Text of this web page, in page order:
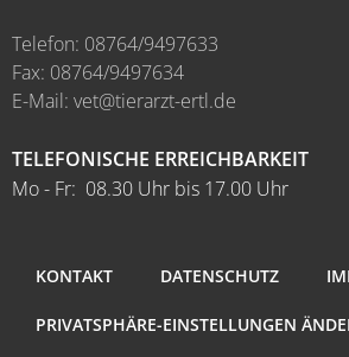
Telefon: 08764/9497633
Fax: 08764/9497634
E-Mail: vet@tierarzt-ertl.de
TELEFONISCHE ERREICHBARKEIT
Mo - Fr: 08.30 Uhr bis 17.00 Uhr
KONTAKT DATENSCHUTZ
PRIVATSPHÄRE-EINSTELLUNGEN